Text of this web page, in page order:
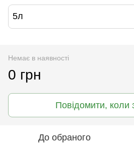
5л
Немає в наявності
0 грн
Повідомити, коли
До обраного